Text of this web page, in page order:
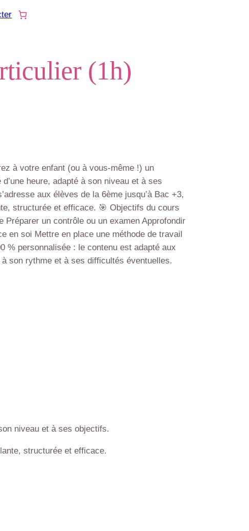
(1h)
à votre enfant (ou à vous-même !) un
heure, adapté à son niveau et à ses
aux élèves de la 6ème jusqu’à Bac +3,
structurée et efficace. 🎯 Objectifs du cours
Préparer un contrôle ou un examen Approfondir
en soi Mettre en place une méthode de travail
% personnalisée : le contenu est adapté aux
à son rythme et à ses difficultés éventuelles.
niveau et à ses objectifs.
structurée et efficace.